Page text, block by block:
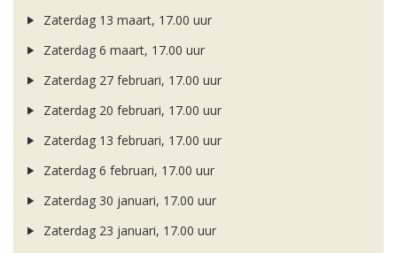
Zaterdag 13 maart, 17.00 uur
Zaterdag 6 maart, 17.00 uur
Zaterdag 27 februari, 17.00 uur
Zaterdag 20 februari, 17.00 uur
Zaterdag 13 februari, 17.00 uur
Zaterdag 6 februari, 17.00 uur
Zaterdag 30 januari, 17.00 uur
Zaterdag 23 januari, 17.00 uur